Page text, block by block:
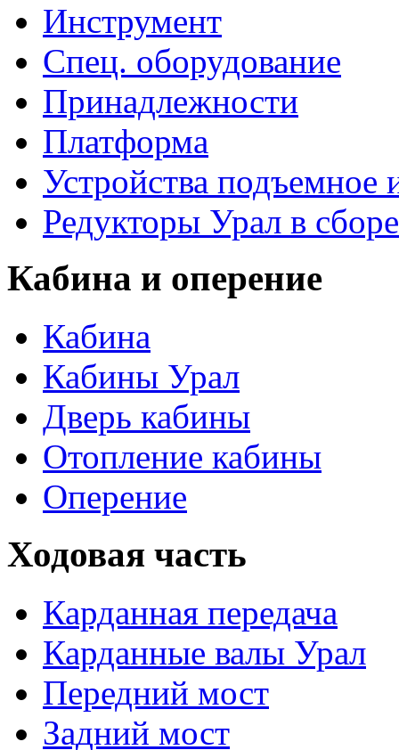
Инструмент
Спец. оборудование
Принадлежности
Платформа
Устройства
Редукторы Урал в сборе
Кабина и оперение
Кабина
Кабины Урал
Дверь кабины
Отопление кабины
Оперение
Ходовая часть
Карданная передача
Карданные валы Урал
Передний мост
Задний мост